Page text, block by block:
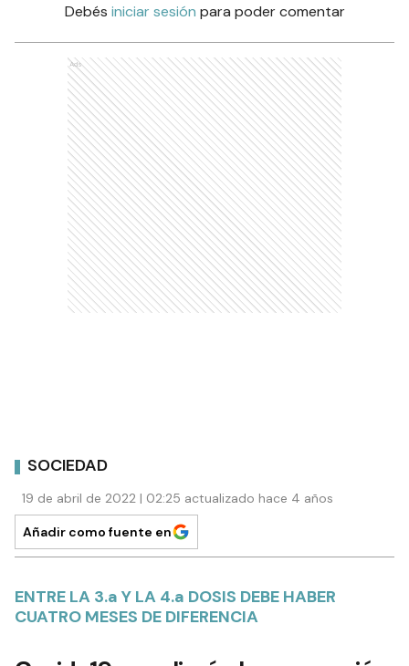
Debés iniciar sesión para poder comentar
Ads
SOCIEDAD
19 de abril de 2022 | 02:25 actualizado hace 4 años
Añadir como fuente en
ENTRE LA 3.a Y LA 4.a DOSIS DEBE HABER
CUATRO MESES DE DIFERENCIA